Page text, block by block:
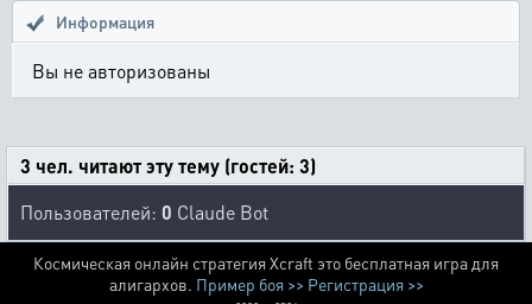
Информация
Вы не авторизованы
3 чел. читают эту тему (гостей: 3)
Пользователей: 0 Claude Bot
Космическая онлайн стратегия Xcraft это бесплатная игра для
алигархов. Пример боя >> Регистрация >>